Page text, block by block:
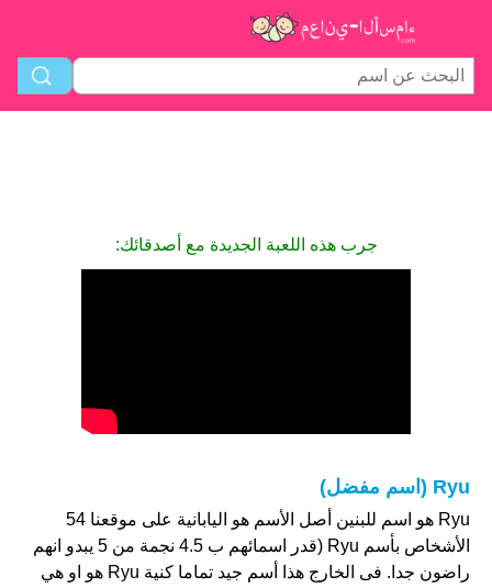
جرب هذه اللعبة الجديدة مع أصدقائك:
Ryu (اسم مفضل)
Ryu هو اسم للبنين أصل الأسم هو اليابانية على موقعنا 54
الأشخاص بأسم Ryu (قدر اسمائهم ب 4.5 نجمة من 5 يبدو انهم
راضون جدا. فى الخارج هذا أسم جيد تماما كنية Ryu هو او هي